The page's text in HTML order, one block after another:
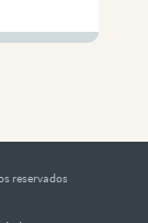
reservados